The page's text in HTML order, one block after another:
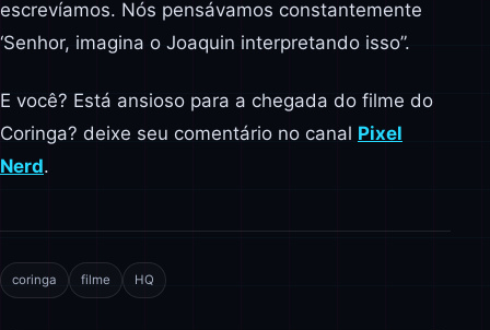
escrevíamos. Nós pensávamos constantemente
‘Senhor, imagina o Joaquin interpretando isso”.
E você? Está ansioso para a chegada do filme do
Coringa? deixe seu comentário no canal Pixel
Nerd.
coringa filme HQ